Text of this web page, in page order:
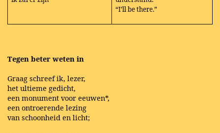
“I’ll be there.”
Tegen beter weten in
Graag schreef ik, lezer,
het ultieme gedicht,
een monument voor eeuwen*,
een ontroerende lezing
van schoonheid en licht;